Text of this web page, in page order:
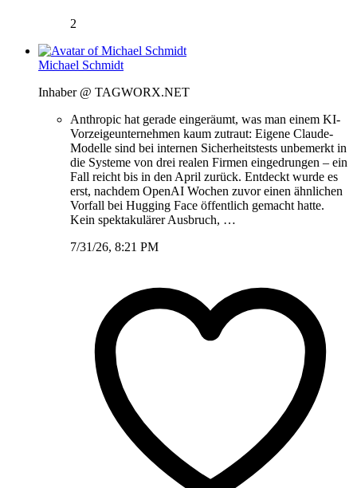
2
Michael Schmidt
Inhaber @ TAGWORX.NET
Anthropic hat gerade eingeräumt, was man einem KI-
Vorzeigeunternehmen kaum zutraut: Eigene Claude-
Modelle sind bei internen Sicherheitstests unbemerkt in
die Systeme von drei realen Firmen eingedrungen – ein
Fall reicht bis in den April zurück. Entdeckt wurde es
erst, nachdem OpenAI Wochen zuvor einen ähnlichen
Vorfall bei Hugging Face öffentlich gemacht hatte.
Kein spektakulärer Ausbruch, …
7/31/26, 8:21 PM